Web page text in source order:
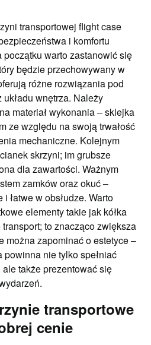
transportowej flight case
i komfortu
warto zastanowić się
będzie przechowywany w
różne rozwiązania pod
wnętrza. Należy
materiał wykonania – sklejka
ze względu na swoją trwałość
mechaniczne. Kolejnym
skrzyni; im grubsze
dla zawartości. Ważnym
zamków oraz okuć –
łatwe w obsłudze. Warto
elementy takie jak kółka
to znacząco zwiększa
można zapominać o estetyce –
nie tylko spełniać
także prezentować się
transportowe
cenie